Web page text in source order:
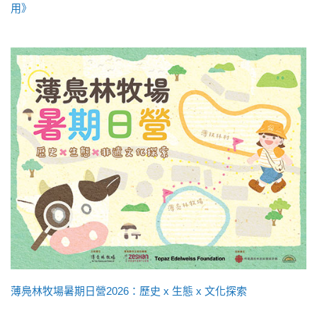
用》
薄鳧林牧場暑期日營2026：歷史 x 生態 x 文化探索